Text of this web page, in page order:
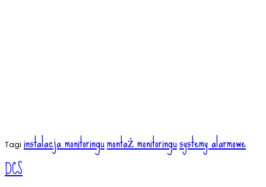
Tagi instalacja monitoringumontaż monitoringusystemy alarmowe
DCS